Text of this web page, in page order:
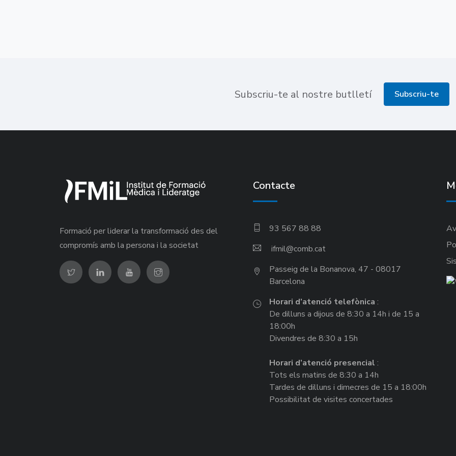
Subscriu-te al nostre butlletí Subscriu-te
Formació per liderar la transformació des del
compromís amb la persona i la societat
Contacte
93 567 88 88
ifmil
Passeig de la Bonanova, 47 - 08017
Barcelona
Horari d’atenció telefònica :
De dilluns a dijous de 8:30 a 14h i de 15 a
18:00h
Divendres de 8:30 a 15h
Horari d’atenció presencial :
Tots els matins de 8:30 a 14h
Tardes de dilluns i dimecres de 15 a 18:00h
Possibilitat de visites concertades